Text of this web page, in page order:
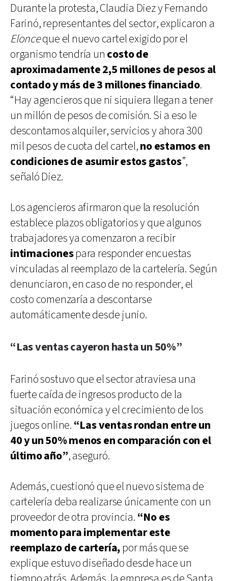
Durante la protesta, Claudia Diez y Fernando
Farinó, representantes del sector, explicaron a
Elonceque el nuevo cartel exigido por el
organismo tendría un costo de
aproximadamente 2,5 millones de pesos al
contado y más de 3 millones financiado.
“Hay agencieros que ni siquiera llegan a tener
un millón de pesos de comisión. Si a eso le
descontamos alquiler, servicios y ahora 300
mil pesos de cuota del cartel,no estamos en
condiciones de asumir estos gastos”,
señaló Diez.
Los agencieros afirmaron que la resolución
establece plazos obligatorios y que algunos
trabajadores ya comenzaron a recibir
intimacionespara responder encuestas
vinculadas al reemplazo de la cartelería. Según
denunciaron, en caso de no responder, el
costo comenzaría a descontarse
automáticamente desde junio.
“Las ventas cayeron hasta un 50%”
Farinó sostuvo que el sector atraviesa una
fuerte caída de ingresos producto de la
situación económica y el crecimiento de los
juegos online. “Las ventas rondan entre un
40 y un 50% menos en comparación con el
último año”, aseguró.
Además, cuestionó que el nuevo sistema de
cartelería deba realizarse únicamente con un
proveedor de otra provincia. “No es
momento para implementar este
reemplazo de cartería,por más que se
explique estuvo diseñado desde hace un